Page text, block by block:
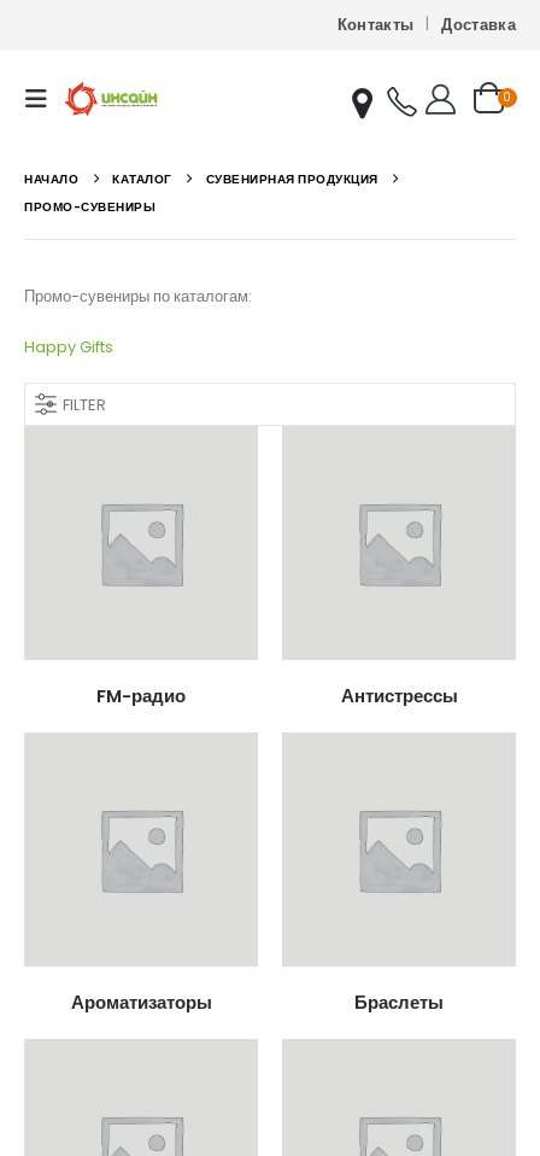
Контакты Доставка
0
НАЧАЛО КАТАЛОГ
СУВЕНИРНАЯ ПРОДУКЦИЯ
ПРОМО-СУВЕНИРЫ
Промо-сувениры по каталогам:
Happy Gifts
FILTER
FM-радио Антистрессы
Ароматизаторы Браслеты